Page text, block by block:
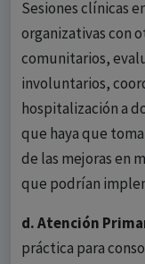
Sesiones clínicas
organizativas con
comunitarios,
involuntarios,
hospitalización a
que haya que
de las mejoras en
que podrían
d. Atención
práctica para